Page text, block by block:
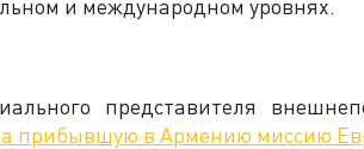
и международном уровнях.
представителя
прибывшую в Армению миссию